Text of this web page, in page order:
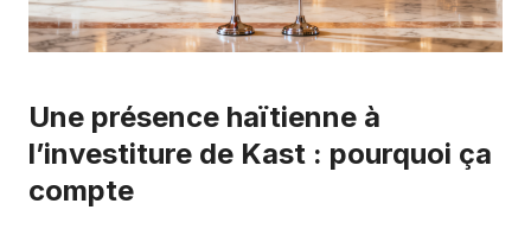
Une présence haïtienne à
l’investiture de Kast : pourquoi ça
compte